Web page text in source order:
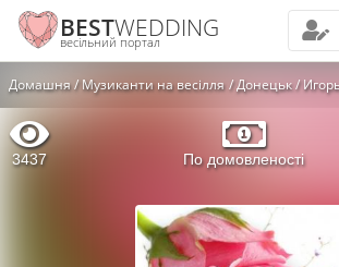
BESTWEDDING
весільний портал
Домашня Музиканти на весілля Донецьк
3437 По домовленості